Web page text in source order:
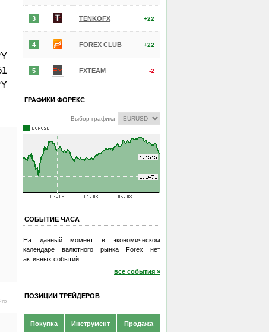
3 TENKOFX +22
4 FOREX CLUB +22
5 FXTEAM -2
ГРАФИКИ ФОРЕКС
Выбор графика
СОБЫТИЕ ЧАСА
На данный момент в экономическом
календаре валютного рынка Forex нет
активных событий.
все события »
ПОЗИЦИИ ТРЕЙДЕРОВ
Покупка Инструмент Продажа